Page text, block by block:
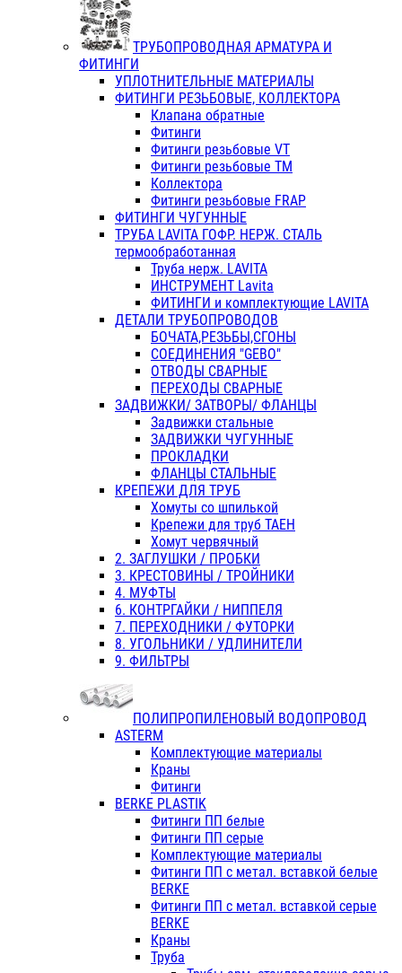
ТРУБОПРОВОДНАЯ АРМАТУРА И
ФИТИНГИ
УПЛОТНИТЕЛЬНЫЕ МАТЕРИАЛЫ
ФИТИНГИ РЕЗЬБОВЫЕ, КОЛЛЕКТОРА
Клапана обратные
Фитинги
Фитинги резьбовые VT
Фитинги резьбовые ТМ
Коллектора
Фитинги резьбовые FRAP
ФИТИНГИ ЧУГУННЫЕ
ТРУБА LAVITA ГОФР. НЕРЖ. СТАЛЬ
термообработанная
Труба нерж. LAVITA
ИНСТРУМЕНТ Lavita
ФИТИНГИ и комплектующие LAVITA
ДЕТАЛИ ТРУБОПРОВОДОВ
БОЧАТА,РЕЗЬБЫ,СГОНЫ
СОЕДИНЕНИЯ "GEBO"
ОТВОДЫ СВАРНЫЕ
ПЕРЕХОДЫ СВАРНЫЕ
ЗАДВИЖКИ/ ЗАТВОРЫ/ ФЛАНЦЫ
Задвижки стальные
ЗАДВИЖКИ ЧУГУННЫЕ
ПРОКЛАДКИ
ФЛАНЦЫ СТАЛЬНЫЕ
КРЕПЕЖИ ДЛЯ ТРУБ
Хомуты со шпилькой
Крепежи для труб ТАЕН
Хомут червячный
2. ЗАГЛУШКИ / ПРОБКИ
3. КРЕСТОВИНЫ / ТРОЙНИКИ
4. МУФТЫ
6. КОНТРГАЙКИ / НИППЕЛЯ
7. ПЕРЕХОДНИКИ / ФУТОРКИ
8. УГОЛЬНИКИ / УДЛИНИТЕЛИ
9. ФИЛЬТРЫ
ПОЛИПРОПИЛЕНОВЫЙ ВОДОПРОВОД
ASTERM
Комплектующие материалы
Краны
Фитинги
BERKE PLASTIK
Фитинги ПП белые
Фитинги ПП серые
Комплектующие материалы
Фитинги ПП с метал. вставкой белые
BERKE
Фитинги ПП с метал. вставкой серые
BERKE
Краны
Труба